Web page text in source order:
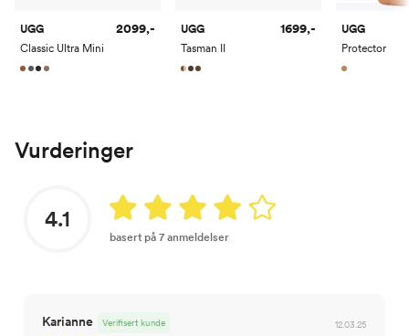
UGG
Classic Ultra Mini
2099,-
UGG
Tasman II
1699,-
UGG
Protector
Vurderinger
4.1
basert på 7 anmeldelser
Karianne 12.03.25
Verifisert kunde